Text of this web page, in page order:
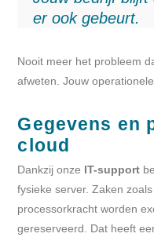
er ook gebeurt.
Nooit meer het probleem
afweten. Jouw
Gegevens en
cloud
Dankzij onze IT-support
fysieke server. Zaken
processorkracht worden
gereserveerd. Dat heeft